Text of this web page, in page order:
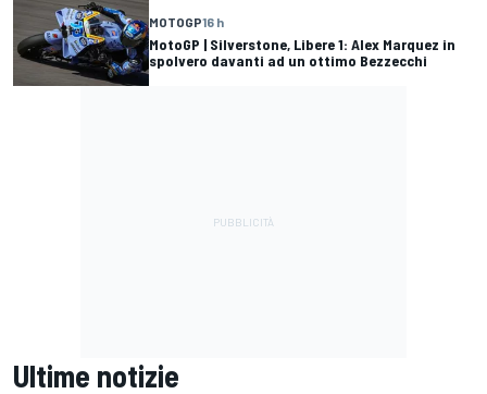
MOTOGP16 h
MotoGP | Silverstone, Libere 1: Alex Marquez in
spolvero davanti ad un ottimo Bezzecchi
Ultime notizie